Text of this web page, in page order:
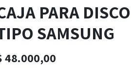
PARA
SAMSUNG
48.000,00